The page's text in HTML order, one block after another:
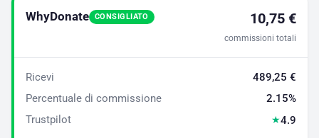
WhyDonate CONSIGLIATO 10,75 €
commissioni totali
Ricevi
489,25 €
Percentuale di commissione
2.15%
Trustpilot
★4.9